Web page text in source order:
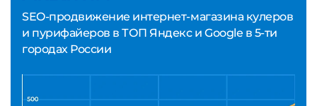
SEO-продвижение интернет-магазина кулеров
и пурифайеров в ТОП Яндекс и Google в 5-ти
городах России